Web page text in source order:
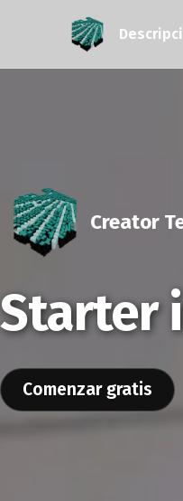
Creator
Starter
Comenzar gratis